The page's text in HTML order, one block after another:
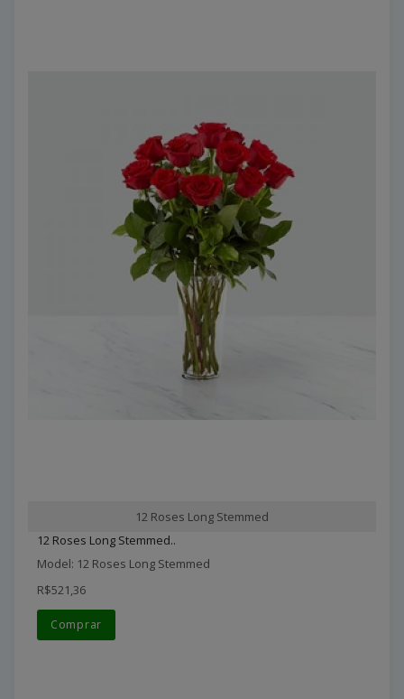
12 Roses Long Stemmed
12 Roses Long Stemmed..
Model: 12 Roses Long Stemmed
R$521,36
Comprar